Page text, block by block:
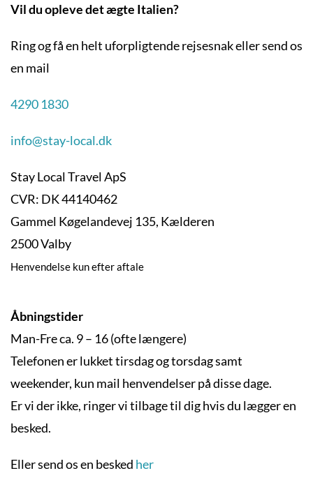
Vil du opleve det ægte Italien?
Ring og få en helt uforpligtende rejsesnak eller send os
en mail
4290 1830
info@stay-local.dk
Stay Local Travel ApS
CVR: DK 44140462
Gammel Køgelandevej 135, Kælderen
2500 Valby
Henvendelse kun efter aftale
Åbningstider
Man-Fre ca. 9 – 16 (ofte længere)
Telefonen er lukket tirsdag og torsdag samt
weekender, kun mail henvendelser på disse dage.
Er vi der ikke, ringer vi tilbage til dig hvis du lægger en
besked.
Eller send os en besked her